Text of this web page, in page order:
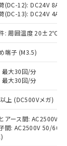
(DC-12): DC24V 8A/
(DC-13): DC24V 4A/
: 周囲温度 20±2℃、
端子 (M3.5)
最大30回/分
最大30回/分
上 (DC500Vメガ)
アース間: AC2500V
間: AC2500V 50/
うえ
業取扱
格
ので
には、
もある
果は、
デー
質）の
す予
質）の
中の
、有
して
どや
の
の
お問
、外国
商品
輸出